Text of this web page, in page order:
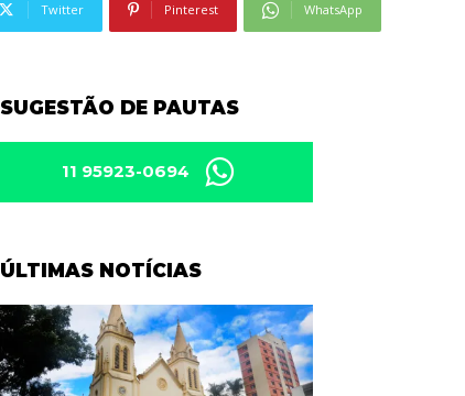
Twitter Pinterest WhatsApp
SUGESTÃO DE PAUTAS
11 95923-0694
ÚLTIMAS NOTÍCIAS